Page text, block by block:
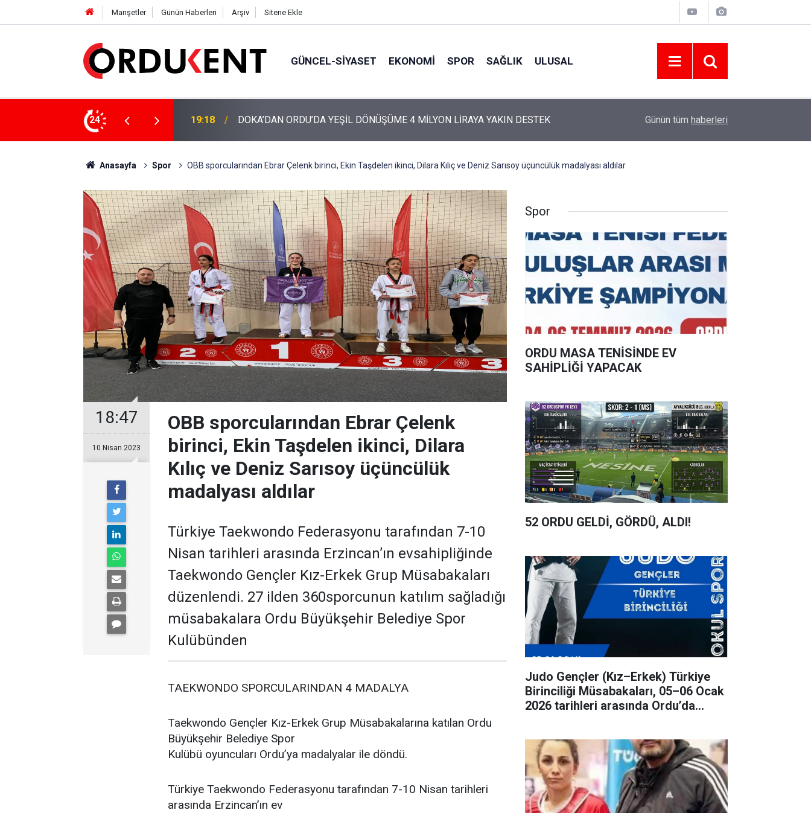
Manşetler Günün Haberleri Arşiv Sitene Ekle
GÜNCEL-SIYASET EKONOMI SPOR SAĞLIK ULUSAL
24
4 MİLYON LİRAYA YAKIN DESTEK 12:46 YENİ PARTİ’NİN ORDU’DAKİ 69 KİŞİLİK KURUCU KADROSU AÇIKLANDI YENİ PARTİ ALTINORDU’DA KURUCU
Günün tüm haberleri
Anasayfa Spor OBB sporcularından Ebrar Çelenk birinci, Ekin Taşdelen ikinci, Dilara Kılıç ve Deniz Sarısoy üçüncülük madalyası aldılar
18:47
10 Nisan 2023
OBB sporcularından Ebrar Çelenk
birinci, Ekin Taşdelen ikinci, Dilara
Kılıç ve Deniz Sarısoy üçüncülük
madalyası aldılar
Türkiye Taekwondo Federasyonu tarafından 7-10
Nisan tarihleri arasında Erzincan’ın evsahipliğinde
Taekwondo Gençler Kız-Erkek Grup Müsabakaları
düzenlendi. 27 ilden 360sporcunun katılım sağladığı
müsabakalara Ordu Büyükşehir Belediye Spor
Kulübünden
TAEKWONDO SPORCULARINDAN 4 MADALYA
Taekwondo Gençler Kız-Erkek Grup Müsabakalarına katılan Ordu
Büyükşehir Belediye Spor
Kulübü oyuncuları Ordu’ya madalyalar ile döndü.
Türkiye Taekwondo Federasyonu tarafından 7-10 Nisan tarihleri
arasında Erzincan’ın ev
Spor
ORDU MASA TENİSİNDE EV
SAHİPLİĞİ YAPACAK
52 ORDU GELDİ, GÖRDÜ, ALDI!
Judo Gençler (Kız–Erkek) Türkiye
Birinciliği Müsabakaları, 05–06 Ocak
2026 tarihleri arasında Ordu’da